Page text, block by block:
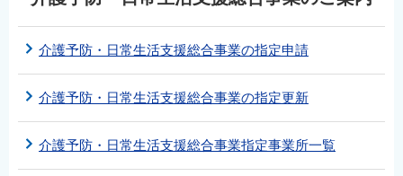
介護予防・日常生活支援総合事業の指定申請
介護予防・日常生活支援総合事業の指定更新
介護予防・日常生活支援総合事業指定事業所一覧